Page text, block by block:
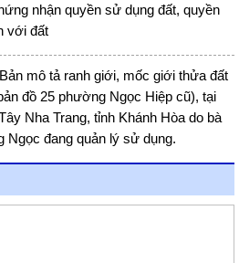
nhận quyền sử dụng đất, quyền
với đất
mô tả ranh giới, mốc giới thửa đất
đồ 25 phường Ngọc Hiệp cũ), tại
Nha Trang, tỉnh Khánh Hòa do bà
đang quản lý sử dụng.